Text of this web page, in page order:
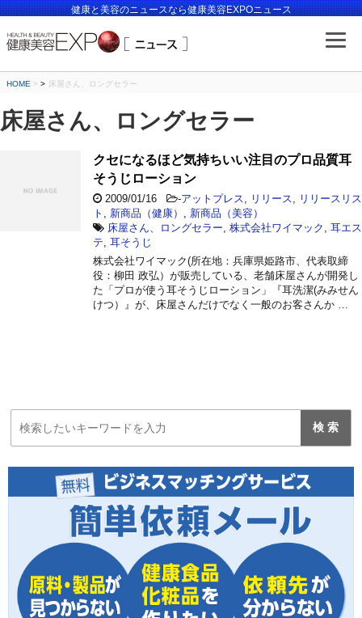
健康と美容のニュースなら健康美容EXPOニュース
HOME > 床屋さん、ロングセラー
床屋さん、ロングセラー
クセになるほど気持ちいい注目のプロ品質耳
そうじローション
2009/01/16 -アットプレス リリース
リリースリス
ト
新商品（健康）
新商品（美容）
床屋さん、ロングセラー 株式会社ワイマック
耳エス
テ 耳そうじ
株式会社ワイマック(所在地：兵庫県姫路市、代表取締
役：柳田 政弘）が販売している、老舗床屋さんが開発し
た「プロが使う耳そうじローション」『耳洗潔(みみせん
けつ）』が、床屋さんだけでなく一般のお客さんか …